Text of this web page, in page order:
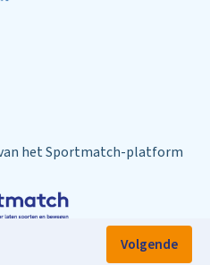
Volgende
het Sportmatch-platform